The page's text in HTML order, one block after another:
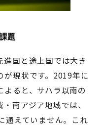
題
国と途上国では大き
が現状です。2019年に
ると、サハラ以南の
南アジア地域では、
通えていません。これ